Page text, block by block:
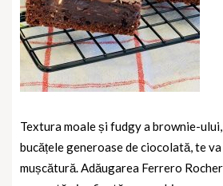
Textura moale și fudgy a brownie-
bucățele generoase de ciocolată, te
mușcătură. Adăugarea Ferrero